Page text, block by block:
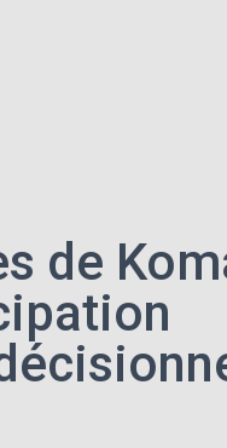
de